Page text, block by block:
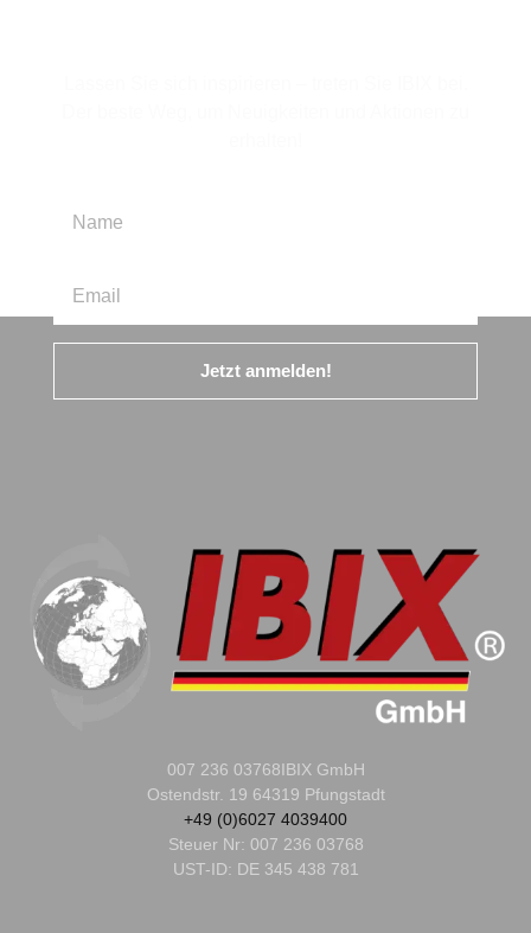
Jetzt anmelden!
007 236 03768IBIX GmbH
Ostendstr. 19 64319 Pfungstadt
+49 (0)6027 4039400
Steuer Nr: 007 236 03768
UST-ID: DE 345 438 781